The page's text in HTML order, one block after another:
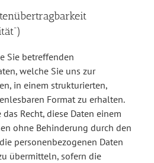
Sie betreffenden
welche Sie uns zur
in einem strukturierten,
Format zu erhalten.
Recht, diese Daten einem
ohne Behinderung durch den
personenbezogenen Daten
übermitteln, sofern die